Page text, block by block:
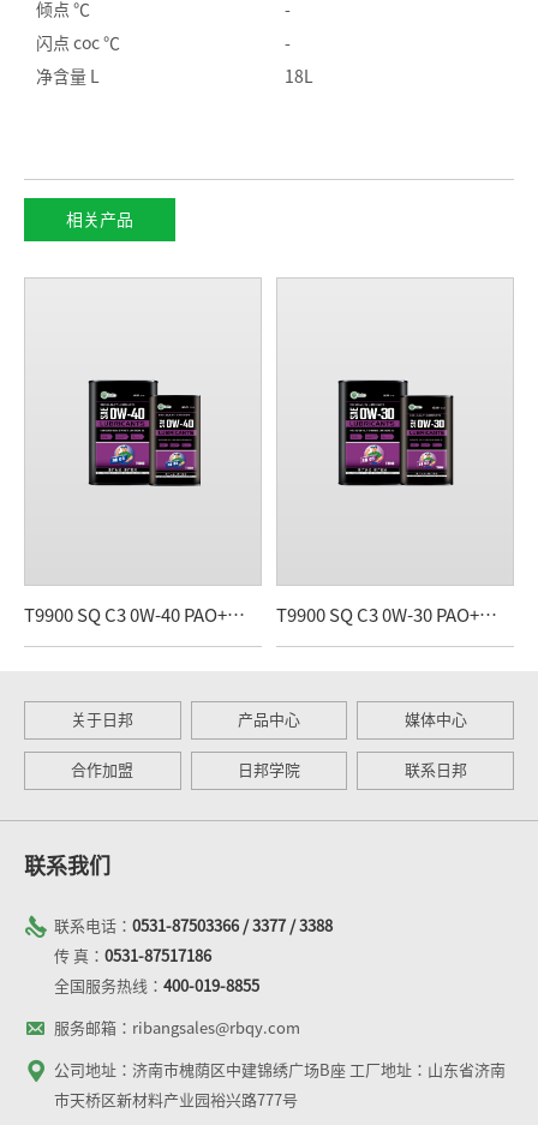
倾点 ℃
-
闪点 coc ℃
-
净含量 L
18L
相关产品
T9900 SQ C3 0W-40 PAO+酯类全合成 T9900 SQ C3 0W-30 PAO+酯类全合成
关于日邦 产品中心 媒体中心
合作加盟 日邦学院 联系日邦
联系我们
联系电话： 0531-87503366 / 3377 / 3388
传 真： 0531-87517186
全国服务热线： 400-019-8855
服务邮箱：ribangsales@rbqy.com
公司地址：济南市槐荫区中建锦绣广场B座 工厂地址：山东省济南
市天桥区新材料产业园裕兴路777号